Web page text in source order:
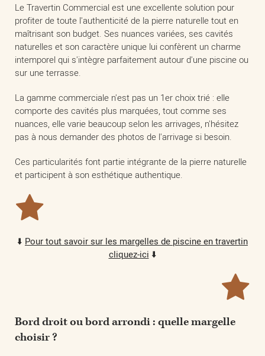
Le Travertin Commercial est une excellente solution pour
profiter de toute l'authenticité de la pierre naturelle tout en
maîtrisant son budget. Ses nuances variées, ses cavités
naturelles et son caractère unique lui confèrent un charme
intemporel qui s'intègre parfaitement autour d'une piscine ou
sur une terrasse.
La gamme commerciale n'est pas un 1er choix trié : elle
comporte des cavités plus marquées, tout comme ses
nuances, elle varie beaucoup selon les arrivages, n'hésitez
pas à nous demander des photos de l'arrivage si besoin.
Ces particularités font partie intégrante de la pierre naturelle
et participent à son esthétique authentique.
⬇️ Pour tout savoir sur les margelles de piscine en travertin
cliquez-ici ⬇️
Bord droit ou bord arrondi : quelle margelle
choisir ?